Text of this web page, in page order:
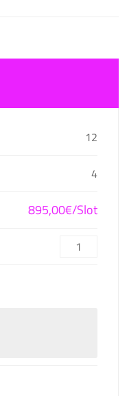
12
4
895,00€/Slot